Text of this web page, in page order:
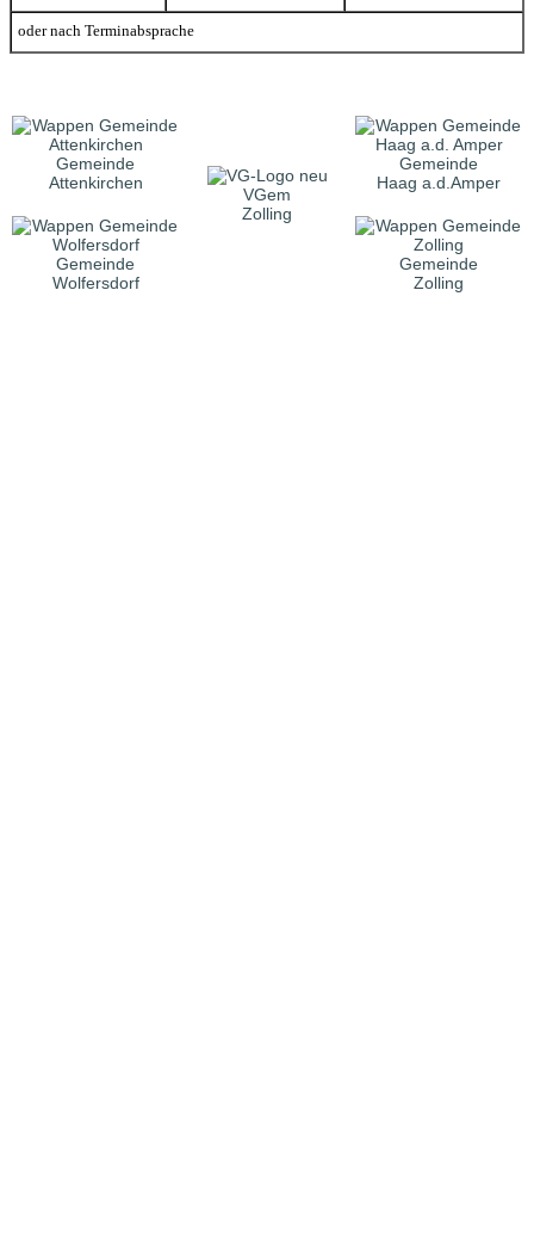
oder nach Terminabsprache
Gemeinde
Attenkirchen
VGem
Zolling
Gemeinde
Haag a.d.Amper
Gemeinde
Wolfersdorf
Gemeinde
Zolling